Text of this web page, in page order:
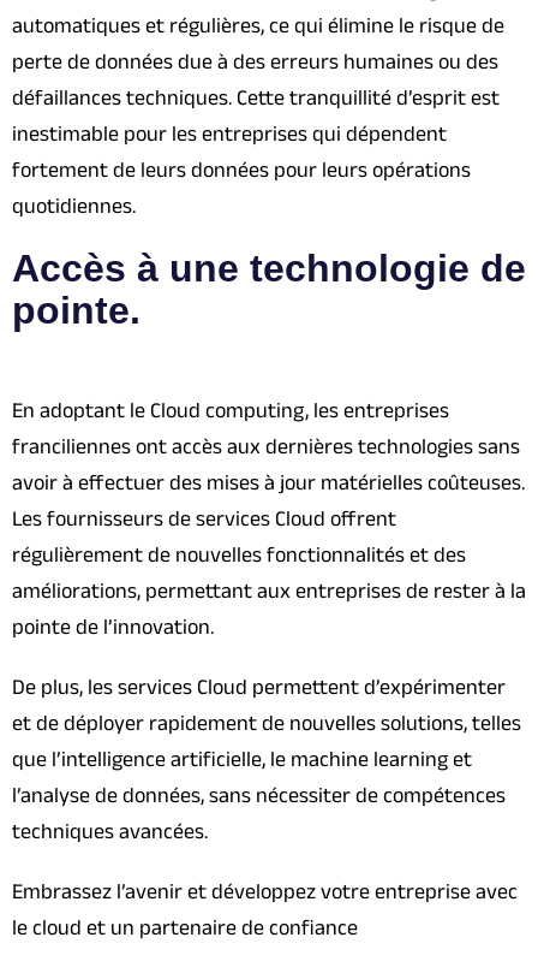
automatiques et régulières, ce qui élimine le risque de
perte de données due à des erreurs humaines ou des
défaillances techniques. Cette tranquillité d’esprit est
inestimable pour les entreprises qui dépendent
fortement de leurs données pour leurs opérations
quotidiennes.
Accès à une technologie de
pointe.
En adoptant le Cloud computing, les entreprises
franciliennes ont accès aux dernières technologies sans
avoir à effectuer des mises à jour matérielles coûteuses.
Les fournisseurs de services Cloud offrent
régulièrement de nouvelles fonctionnalités et des
améliorations, permettant aux entreprises de rester à la
pointe de l’innovation.
De plus, les services Cloud permettent d’expérimenter
et de déployer rapidement de nouvelles solutions, telles
que l’intelligence artificielle, le machine learning et
l’analyse de données, sans nécessiter de compétences
techniques avancées.
Embrassez l’avenir et développez votre entreprise avec
le cloud et un partenaire de confiance